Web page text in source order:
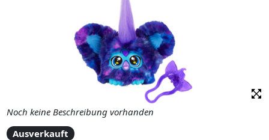
Noch keine Beschreibung vorhanden
Ausverkauft